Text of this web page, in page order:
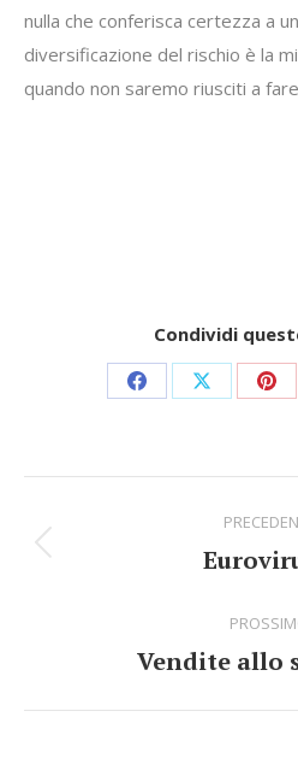
nulla che conferisca certezza a
diversificazione del rischio è la
quando non saremo riusciti a
Condividi
Share
Facebook
Share
X
di
navigazione
Vendite allo